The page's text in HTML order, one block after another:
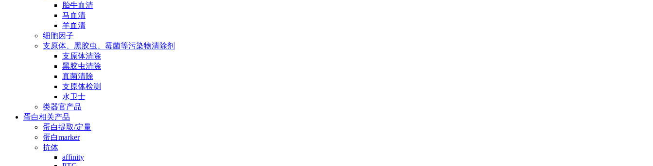
胎牛血清
马血清
羊血清
细胞因子
支原体、黑胶虫、霉菌等污染物清除剂
支原体清除
黑胶虫清除
真菌清除
支原体检测
水卫士
类器官产品
蛋白相关产品
蛋白提取/定量
蛋白marker
抗体
affinity